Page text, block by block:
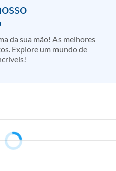
da sua mão! As melhores
Explore um mundo de